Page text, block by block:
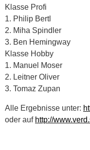
Klasse Profi
1. Philip Bertl
2. Miha Spindler
3. Ben Hemingway
Klasse Hobby
1. Manuel Moser
2. Leitner Oliver
3. Tomaz Zupan
Alle Ergebnisse unter:
oder auf http://